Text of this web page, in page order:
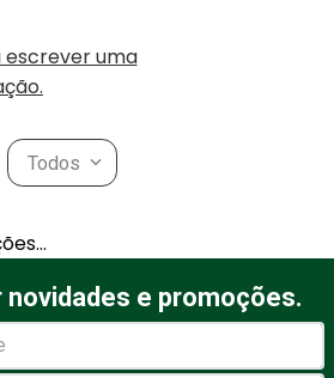
escrever uma
Todos
novidades e promoções.